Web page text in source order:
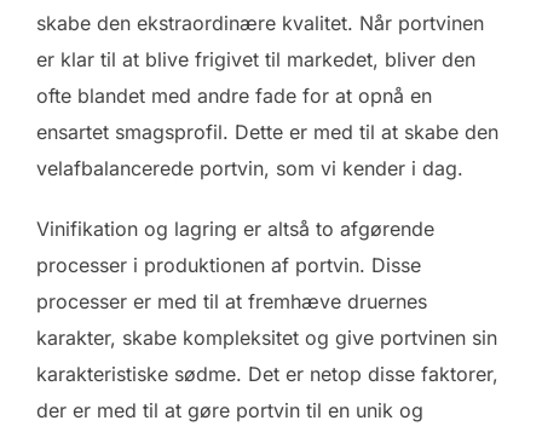
skabe den ekstraordinære kvalitet. Når portvinen
er klar til at blive frigivet til markedet, bliver den
ofte blandet med andre fade for at opnå en
ensartet smagsprofil. Dette er med til at skabe den
velafbalancerede portvin, som vi kender i dag.
Vinifikation og lagring er altså to afgørende
processer i produktionen af portvin. Disse
processer er med til at fremhæve druernes
karakter, skabe kompleksitet og give portvinen sin
karakteristiske sødme. Det er netop disse faktorer,
der er med til at gøre portvin til en unik og